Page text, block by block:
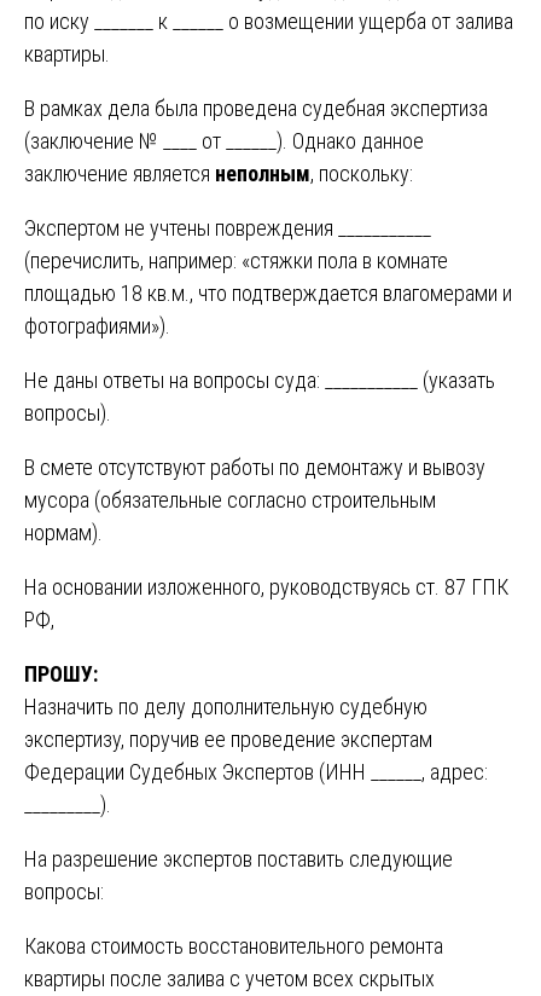
по иску _______ к ______ о возмещении ущерба от залива
квартиры.
В рамках дела была проведена судебная экспертиза
(заключение № ____ от ______). Однако данное
заключение является неполным, поскольку:
Экспертом не учтены повреждения ___________
(перечислить, например: «стяжки пола в комнате
площадью 18 кв.м., что подтверждается влагомерами и
фотографиями»).
Не даны ответы на вопросы суда: ___________ (указать
вопросы).
В смете отсутствуют работы по демонтажу и вывозу
мусора (обязательные согласно строительным
нормам).
На основании изложенного, руководствуясь ст. 87 ГПК
РФ,
ПРОШУ:
Назначить по делу дополнительную судебную
экспертизу, поручив ее проведение экспертам
Федерации Судебных Экспертов (ИНН ______, адрес:
_________).
На разрешение экспертов поставить следующие
вопросы:
Какова стоимость восстановительного ремонта
квартиры после залива с учетом всех скрытых